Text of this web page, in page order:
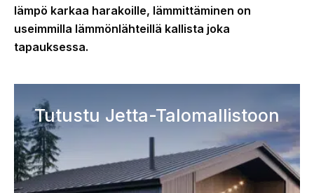
lämpö karkaa harakoille, lämmittäminen on
useimmilla lämmönlähteillä kallista joka
tapauksessa.
Tutustu Jetta-Talomallistoon